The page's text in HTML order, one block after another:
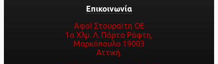
Επικοινωνία
Αφοί Στουραϊτη ΟΕ
1ο Χλμ. Λ. Πόρτο Ράφτη,
Μαρκόπουλο 19003
Αττική.